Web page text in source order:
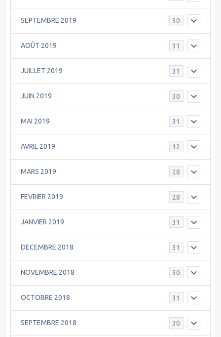
SEPTEMBRE 2019 30
AOÛT 2019 31
JUILLET 2019 31
JUIN 2019 30
MAI 2019 31
AVRIL 2019 12
MARS 2019 28
FEVRIER 2019 28
JANVIER 2019 31
DECEMBRE 2018 31
NOVEMBRE 2018 30
OCTOBRE 2018 31
SEPTEMBRE 2018 30